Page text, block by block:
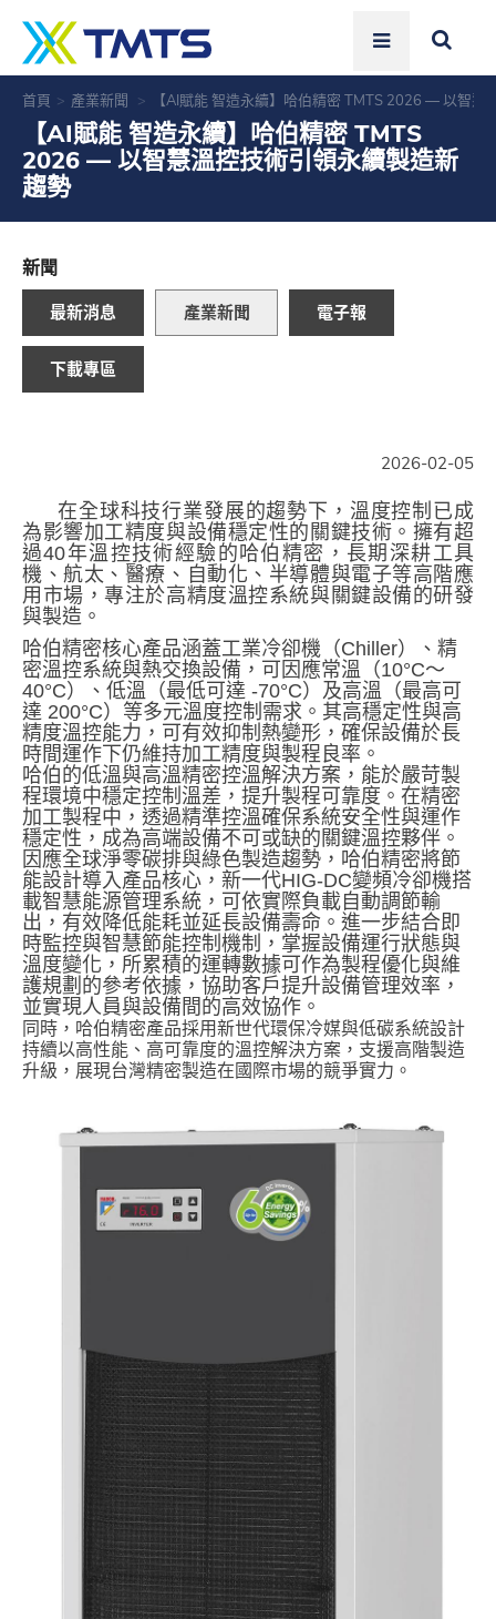
首頁 產業新聞 【AI賦能 智造永續】哈伯精密 TMTS 2026 — 以智
【AI賦能 智造永續】哈伯精密 TMTS
2026 — 以智慧溫控技術引領永續製造新
趨勢
新聞
最新消息 產業新聞 電子報
下載專區
2026-02-05
在全球科技行業發展的趨勢下，溫度控制已成
為影響加工精度與設備穩定性的關鍵技術。擁有超
過40年溫控技術經驗的哈伯精密，長期深耕工具
機、航太、醫療、自動化、半導體與電子等高階應
用市場，專注於高精度溫控系統與關鍵設備的研發
與製造。
哈伯精密核心產品涵蓋工業冷卻機（Chiller）、精
密溫控系統與熱交換設備，可因應常溫（10°C～
40°C）、低溫（最低可達 -70°C）及高溫（最高可
達 200°C）等多元溫度控制需求。其高穩定性與高
精度溫控能力，可有效抑制熱變形，確保設備於長
時間運作下仍維持加工精度與製程良率。
哈伯的低溫與高溫精密控溫解決方案，能於嚴苛製
程環境中穩定控制溫差，提升製程可靠度。在精密
加工製程中，透過精準控溫確保系統安全性與運作
穩定性，成為高端設備不可或缺的關鍵溫控夥伴。
因應全球淨零碳排與綠色製造趨勢，哈伯精密將節
能設計導入產品核心，新一代HIG-DC變頻冷卻機搭
載智慧能源管理系統，可依實際負載自動調節輸
出，有效降低能耗並延長設備壽命。進一步結合即
時監控與智慧節能控制機制，掌握設備運行狀態與
溫度變化，所累積的運轉數據可作為製程優化與維
護規劃的參考依據，協助客戶提升設備管理效率，
並實現人員與設備間的高效協作。
同時，哈伯精密產品採用新世代環保冷媒與低碳系統設計
持續以高性能、高可靠度的溫控解決方案，支援高階製造
升級，展現台灣精密製造在國際市場的競爭實力。